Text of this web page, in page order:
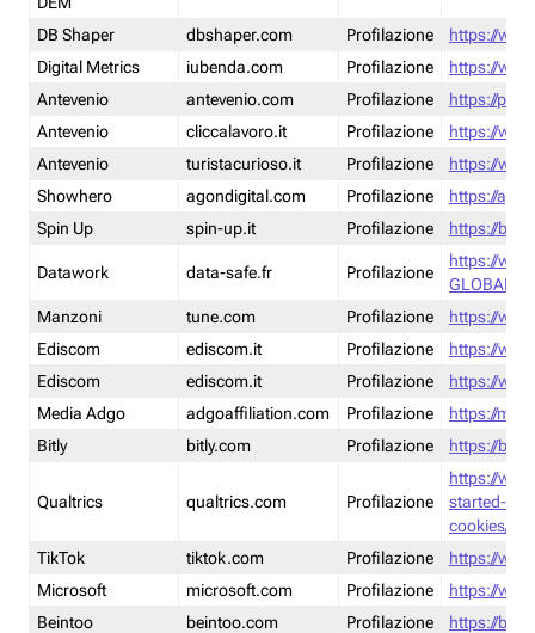
DB Shaper
dbshaper.com Profilazione
https://
Digital Metrics
iubenda.com Profilazione
https://
Antevenio
antevenio.com Profilazione
https://
Antevenio
cliccalavoro.it Profilazione
https://
Antevenio
turistacurioso.it Profilazione
https://
Showhero
agondigital.com Profilazione
https://
Spin Up
spin-up.it Profilazione https://
Datawork data-safe.fr Profilazione
https://
GLOBAL-
Manzoni
tune.com Profilazione
https://
Ediscom
ediscom.it Profilazione
https://
Ediscom
ediscom.it Profilazione
https://
Media Adgo
adgoaffiliation.com Profilazione
https://
Bitly
bitly.com Profilazione https://
Qualtrics qualtrics.com Profilazione
https://
started-
cookies/
TikTok
tiktok.com Profilazione
https://
Microsoft
microsoft.com Profilazione
https://
Beintoo
beintoo.com Profilazione
https://